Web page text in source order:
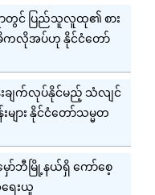
တွင် ပြည်သူလူထု၏ စား
အဓိကလိုအပ်ဟု နိုင်ငံတော်
းချက်လုပ်နိုင်မည့် သံလျင်
ား နိုင်ငံတော်သမ္မတ
ာ်ဘီမြို့နယ်ရှိ ကော်စေ့
ေးယူ